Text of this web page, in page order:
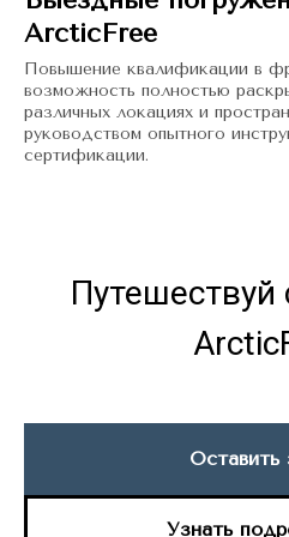
ArcticFree
Повышение квалификации в
возможность полностью
различных локациях и
руководством опытного
сертификации.
Оставить
Узнать